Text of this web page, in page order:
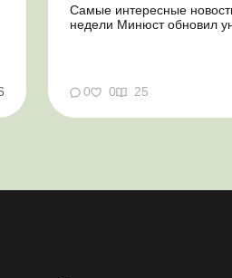
Самые интересные
недели Минюст обновил
«в розыске»: что нужно
0 0 25